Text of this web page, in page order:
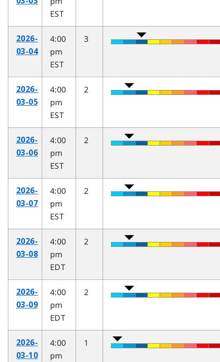
EST
2026-
03-04
4:00
pm
EST
3
2026-
03-05
4:00
pm
EST
2
2026-
03-06
4:00
pm
EST
2
2026-
03-07
4:00
pm
EST
2
2026-
03-08
4:00
pm
EDT
2
2026-
03-09
4:00
pm
EDT
2
2026-
03-10
4:00
pm
1